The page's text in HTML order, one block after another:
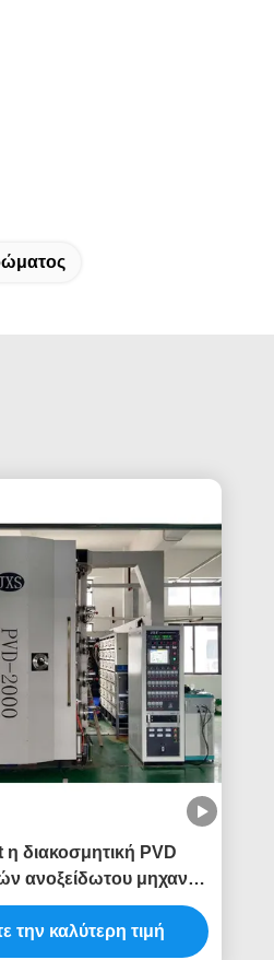
η διακοσμητική PVD
ανοξείδωτου μηχανή
για το μαύρο
τόξο αυξήθηκε χρυσό
την καλύτερη τιμή